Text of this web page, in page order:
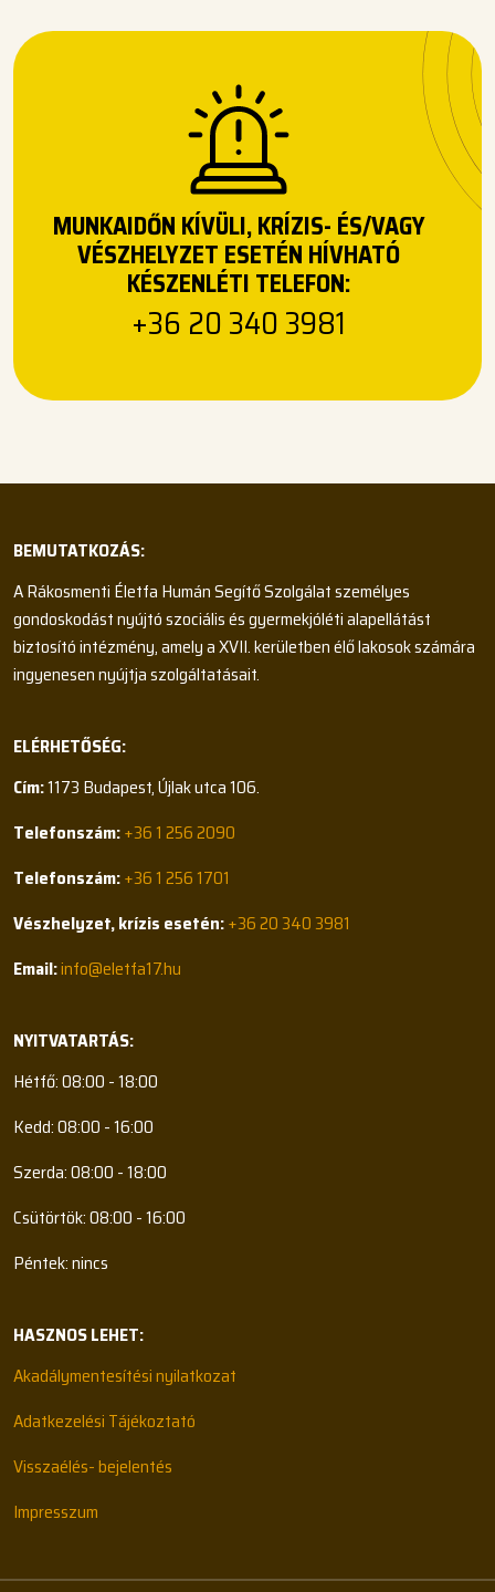
MUNKAIDŐN KÍVÜLI, KRÍZIS- ÉS/VAGY
VÉSZHELYZET ESETÉN HÍVHATÓ
KÉSZENLÉTI TELEFON:
+36 20 340 3981
BEMUTATKOZÁS:
A Rákosmenti Életfa Humán Segítő Szolgálat személyes
gondoskodást nyújtó szociális és gyermekjóléti alapellátást
biztosító intézmény, amely a XVII. kerületben élő lakosok számára
ingyenesen nyújtja szolgáltatásait.
ELÉRHETŐSÉG:
Cím:1173 Budapest, Újlak utca 106.
Telefonszám:+36 1 256 2090
Telefonszám:+36 1 256 1701
Vészhelyzet, krízis esetén:+36 20 340 3981
Email:info@eletfa17.hu
NYITVATARTÁS:
Hétfő: 08:00 - 18:00
Kedd: 08:00 - 16:00
Szerda: 08:00 - 18:00
Csütörtök: 08:00 - 16:00
Péntek: nincs
HASZNOS LEHET:
Akadálymentesítési nyilatkozat
Adatkezelési Tájékoztató
Visszaélés- bejelentés
Impresszum